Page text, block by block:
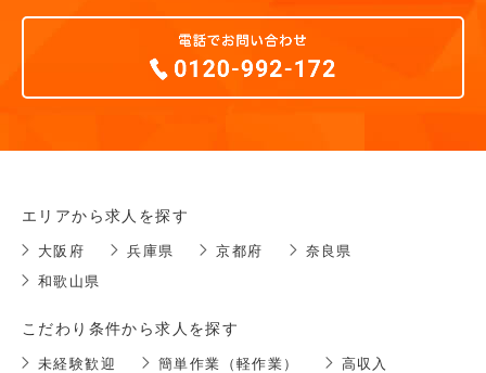
エリアから求人を探す
大阪府 兵庫県 京都府
奈良県
和歌山県
こだわり条件から求人を探す
未経験歓迎 簡単作業（軽作業）
高収入